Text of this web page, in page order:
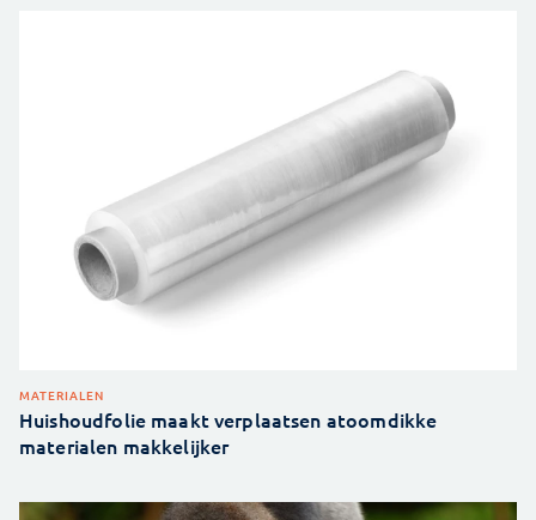
MATERIALEN
Huishoudfolie maakt verplaatsen atoomdikke
materialen makkelijker